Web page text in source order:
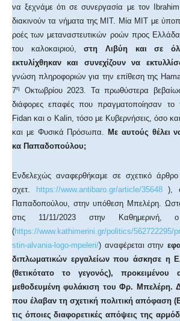
να ξεχνάμε ότι σε συνεργασία με τον
διακινούν τα νήματα της ΜΙΤ. Μία ΜΙΤ με
ροές των μεταναστευτικών ροών προς
του καλοκαιριού,στη Λιβύη και σε
εκτυλίχθηκαν και συνεχίζουν να
γνώση πληροφοριών για την επίθεση της
7η
Οκτωβρίου 2023. Τα πρωθύστερα
διάφορες επαφές που πραγματοποίησαν το
Fidan και ο Kalin, τόσο με Κυβερνήσεις, όσο
και με Φυσικά Πρόσωπα. Με αυτούς θέλει
κα Παπαδοπούλου;
Ενδελεχώς αναφερθήκαμε σε σχετικό
σχετ.
https://www.antibaro.gr/article/35648),
Παπαδοπούλου, στην υπόθεση Μπελέρη.
στις 11/11/2023 στην Καθημερινή,
(https://www.kathimerini.gr/politics/562722295/
stin-alvania-logo-mpeleri/) αναφέρεται στην
διπλωματικών εργαλείων που άσκησε η
(θετικότατο το γεγονός),
μεθοδευμένη φυλάκιση του Φρ. Μπελέρη.
που έλαβαν τη σχετική πολιτική απόφαση
τις όποιες διαφορετικές απόψεις της